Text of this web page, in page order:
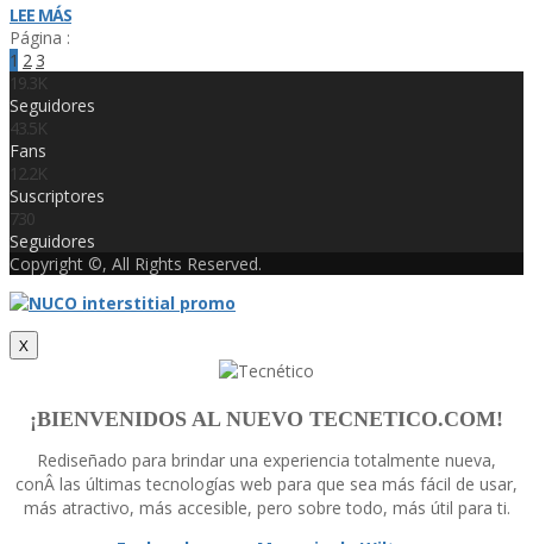
LEE MÁS
Página :
1 2 3
19.3K
Seguidores
43.5K
Fans
12.2K
Suscriptores
730
Seguidores
Copyright ©, All Rights Reserved.
X
¡BIENVENIDOS AL NUEVO TECNETICO.COM!
Rediseñado para brindar una experiencia totalmente nueva,
conÂ las últimas tecnologí­as web para que sea más fácil de usar,
más atractivo, más accesible, pero sobre todo, más útil para ti.